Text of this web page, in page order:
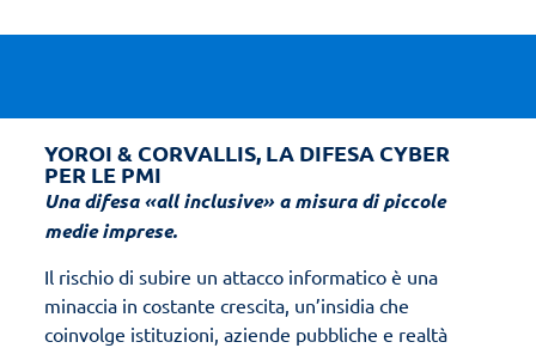
YOROI & CORVALLIS, LA DIFESA CYBER
PER LE PMI
Una difesa «all inclusive» a misura di piccole
medie imprese.
Il rischio di subire un attacco informatico è una
minaccia in costante crescita, un’insidia che
coinvolge istituzioni, aziende pubbliche e realtà